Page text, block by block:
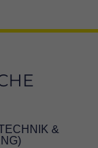
&
externen
Inhalte
Impressum